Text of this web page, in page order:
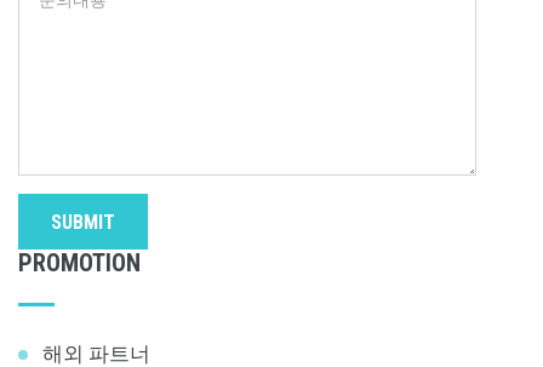
SUBMIT
PROMOTION
해외 파트너